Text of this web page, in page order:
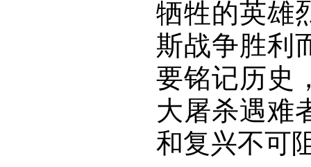
牺牲的英雄
斯战争胜利
要铭记历史
大屠杀遇难
和复兴不可